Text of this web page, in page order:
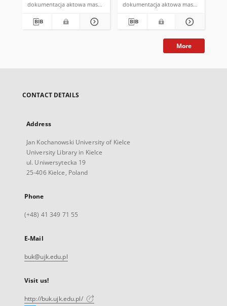
dokumentacja aktowa maszynopis
Turystycznego
dokumentacja aktowa maszynopis
More
CONTACT DETAILS
Address
Jan Kochanowski University of Kielce
University Library in Kielce
ul. Uniwersytecka 19
25-406 Kielce, Poland
Phone
(+48) 41 349 71 55
E-Mail
buk@ujk.edu.pl
Visit us!
http://buk.ujk.edu.pl/